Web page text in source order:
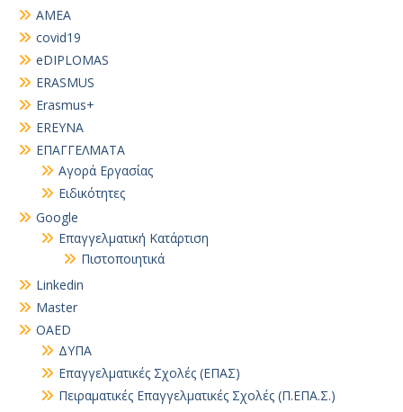
AMEA
covid19
eDIPLOMAS
ERASMUS
Erasmus+
EREYNA
EΠΑΓΓΕΛΜΑΤΑ
Αγορά Εργασίας
Ειδικότητες
Google
Επαγγελματική Κατάρτιση
Πιστοποιητικά
Linkedin
Master
OAED
ΔΥΠΑ
Επαγγελματικές Σχολές (ΕΠΑΣ)
Πειραματικές Επαγγελματικές Σχολές (Π.ΕΠΑ.Σ.)